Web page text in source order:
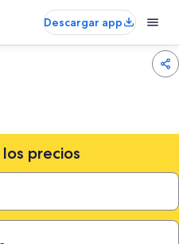
Descargar app
precios